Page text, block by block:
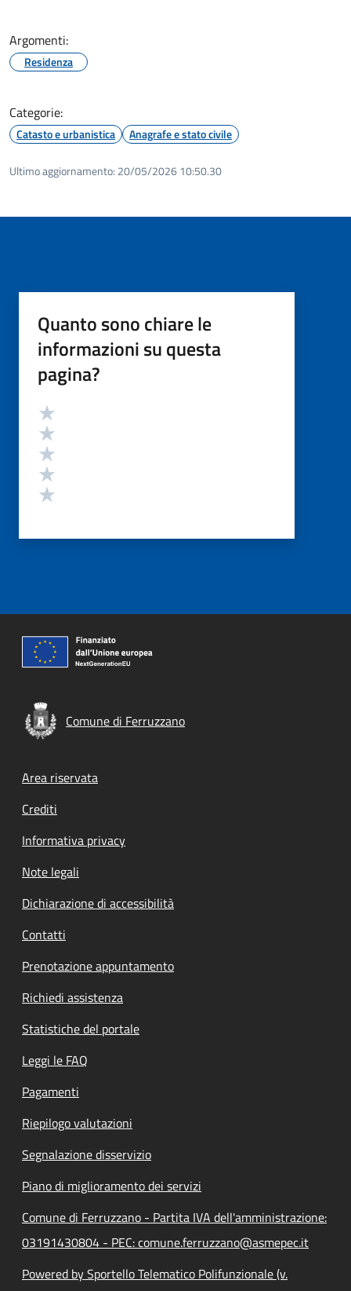
Argomenti:
Residenza
Categorie:
Catasto e urbanistica Anagrafe e stato civile
Ultimo aggiornamento: 20/05/2026 10:50.30
Quanto sono chiare le
informazioni su questa
pagina?
Valutazione
Comune di Ferruzzano
Footer menu
Area riservata
Crediti
Informativa privacy
Note legali
Dichiarazione di accessibilità
Contatti
Prenotazione appuntamento
Richiedi assistenza
Statistiche del portale
Leggi le FAQ
Pagamenti
Riepilogo valutazioni
Segnalazione disservizio
Piano di miglioramento dei servizi
Comune di Ferruzzano - Partita IVA dell'amministrazione:
03191430804 - PEC: comune.ferruzzano@asmepec.it
Powered by Sportello Telematico Polifunzionale (v.